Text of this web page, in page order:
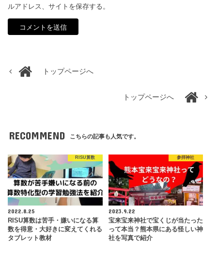
ルアドレス、サイトを保存する。
トップページへ
トップページへ
RECOMMEND こちらの記事も人気です。
RISU算数
2022.8.25
RISU算数は苦手・嫌いになる算
数を得意・大好きに変えてくれる
タブレット教材
参拝神社
2023.9.22
宝来宝来神社で宝くじが当たった
って本当？熊本県にある怪しい神
社を写真で紹介